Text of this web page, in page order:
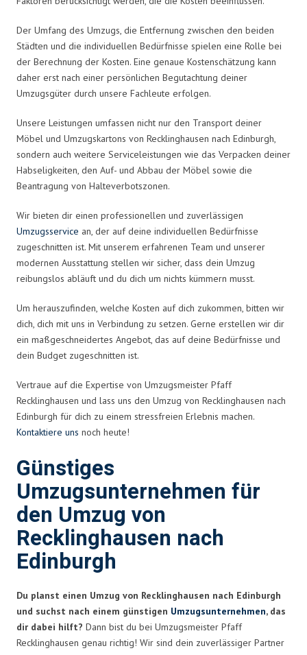
Der Umfang des Umzugs, die Entfernung zwischen den beiden
Städten und die individuellen Bedürfnisse spielen eine Rolle bei
der Berechnung der Kosten. Eine genaue Kostenschätzung kann
daher erst nach einer persönlichen Begutachtung deiner
Umzugsgüter durch unsere Fachleute erfolgen.
Unsere Leistungen umfassen nicht nur den Transport deiner
Möbel und Umzugskartons von Recklinghausen nach Edinburgh,
sondern auch weitere Serviceleistungen wie das Verpacken deiner
Habseligkeiten, den Auf- und Abbau der Möbel sowie die
Beantragung von Halteverbotszonen.
Wir bieten dir einen professionellen und zuverlässigen
Umzugsservice an, der auf deine individuellen Bedürfnisse
zugeschnitten ist. Mit unserem erfahrenen Team und unserer
modernen Ausstattung stellen wir sicher, dass dein Umzug
reibungslos abläuft und du dich um nichts kümmern musst.
Um herauszufinden, welche Kosten auf dich zukommen, bitten wir
dich, dich mit uns in Verbindung zu setzen. Gerne erstellen wir dir
ein maßgeschneidertes Angebot, das auf deine Bedürfnisse und
dein Budget zugeschnitten ist.
Vertraue auf die Expertise von Umzugsmeister Pfaff
Recklinghausen und lass uns den Umzug von Recklinghausen nach
Edinburgh für dich zu einem stressfreien Erlebnis machen.
Kontaktiere uns noch heute!
Günstiges
Umzugsunternehmen für
den Umzug von
Recklinghausen nach
Edinburgh
Du planst einen Umzug von Recklinghausen nach Edinburgh
und suchst nach einem günstigen Umzugsunternehmen, das
dir dabei hilft? Dann bist du bei Umzugsmeister Pfaff
Recklinghausen genau richtig! Wir sind dein zuverlässiger Partner